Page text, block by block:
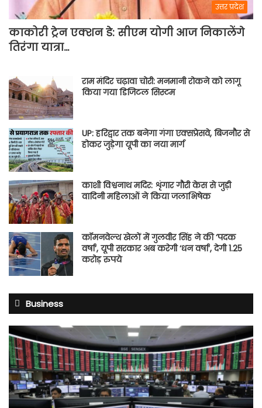
उत्तर प्रदेश
काकोरी ट्रेन एक्शन डे: सीएम योगी आज निकालेंगे
तिरंगा यात्रा…
राम मंदिर चढ़ावा चोरी: मनमानी रोकने को लागू
किया गया डिजिटल सिस्टम
UP: हरिद्वार तक बनेगा गंगा एक्सप्रेसवे, बिजनौर से
होकर जुड़ेगा यूपी का नया मार्ग
काशी विश्वनाथ मदिर: शृंगार गौरी केस से जुड़ी
वादिनी महिलाओं ने किया जलाभिषेक
कॉमनवेल्थ खेलों में गुलवीर सिंह ने की ‘पदक
वर्षा’, यूपी सरकार अब करेगी ‘धन वर्षा’, देगी 1.25
करोड़ रुपये
Business